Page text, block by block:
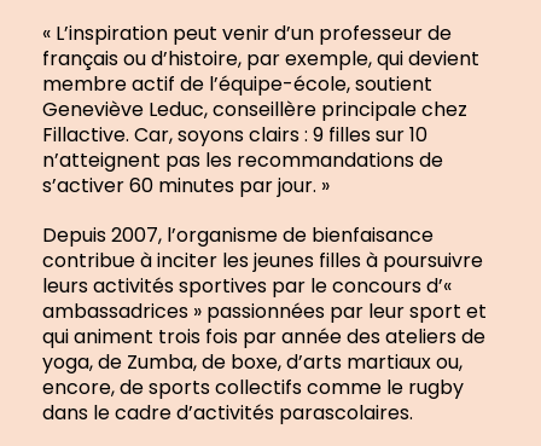
« L’inspiration peut venir d’un professeur de
français ou d’histoire, par exemple, qui devient
membre actif de l’équipe-école, soutient
Geneviève Leduc, conseillère principale chez
Fillactive. Car, soyons clairs : 9 filles sur 10
n’atteignent pas les recommandations de
s’activer 60 minutes par jour. »
Depuis 2007, l’organisme de bienfaisance
contribue à inciter les jeunes filles à poursuivre
leurs activités sportives par le concours d’«
ambassadrices » passionnées par leur sport et
qui animent trois fois par année des ateliers de
yoga, de Zumba, de boxe, d’arts martiaux ou,
encore, de sports collectifs comme le rugby
dans le cadre d’activités parascolaires.